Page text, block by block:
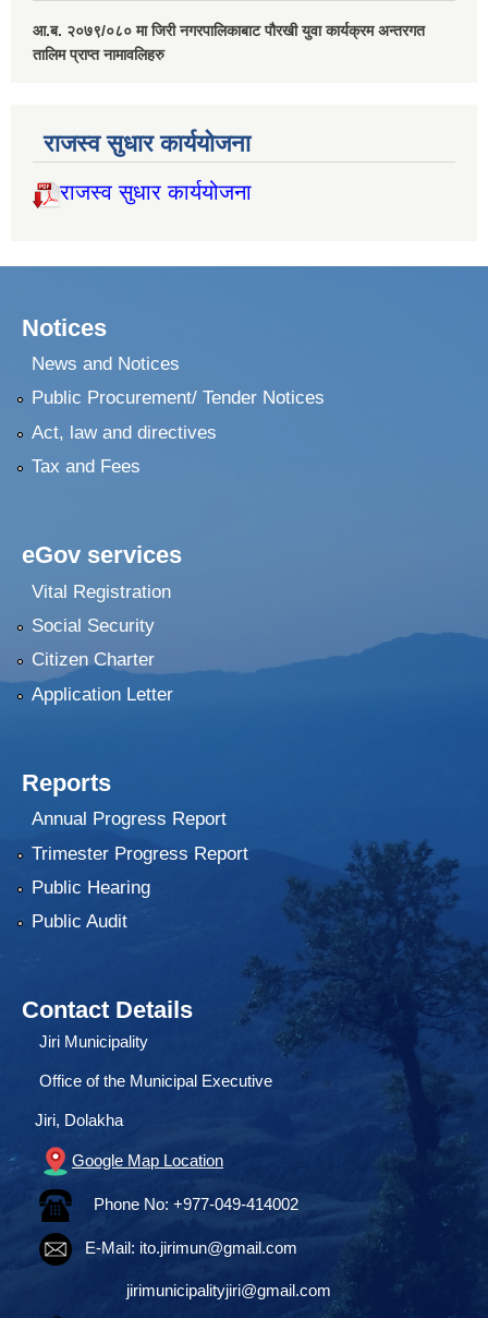
आ.ब. २०७९/०८० मा जिरी नगरपालिकाबाट पौरखी युवा कार्यक्रम अन्तरगत
तालिम प्राप्त नामावलिहरु
राजस्व सुधार कार्ययोजना
राजस्व सुधार कार्ययोजना
Notices
News and Notices
Public Procurement/ Tender Notices
Act, law and directives
Tax and Fees
eGov services
Vital Registration
Social Security
Citizen Charter
Application Letter
Reports
Annual Progress Report
Trimester Progress Report
Public Hearing
Public Audit
Contact Details
Jiri Municipality
Office of the Municipal Executive
Jiri, Dolakha
Google Map Location
Phone No: +977-049-414002
E-Mail: ito.jirimun@gmail.com
jirimunicipalityjiri@gmail.com